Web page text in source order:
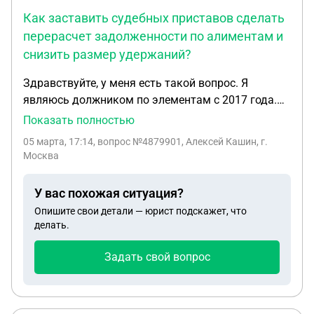
Как заставить судебных приставов сделать
перерасчет задолженности по алиментам и
снизить размер удержаний?
Здравствуйте, у меня есть такой вопрос. Я
являюсь должником по элементам с 2017 года.
На самом деле где-то до 20-21 годов я болел
по наблюдениям у психиатра, я мог работать
транквилизаторы и находился под наблюдением
толком, не соображал, что мог сделать, а в это
время моя предыдущая супруга. Пока я до того,
как попал в больницу, она была со мной, но куда
я попал в больницу, она ушла подала на развод в
ей деньги каждую неделю, по-моему. Но это
Показать полностью
05 марта, 17:14, вопрос №4879901, Алексей Кашин, г.
Москва
У вас похожая ситуация?
Опишите свои детали — юрист подскажет, что
делать.
Задать свой вопрос